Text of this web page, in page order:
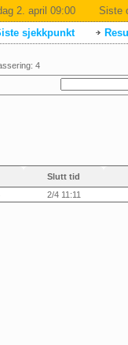
2. april 09:00
Siste
sjekkpunkt
4
Slutt tid
2/4 11:11